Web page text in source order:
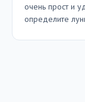
очень прост и
определите